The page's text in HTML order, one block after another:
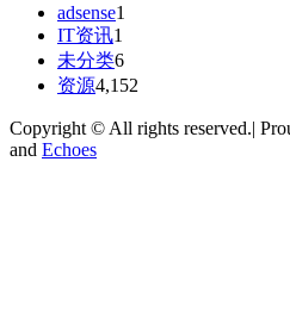
adsense1
IT资讯1
未分类6
资源4,152
Copyright © All rights reserved.|
and Echoes